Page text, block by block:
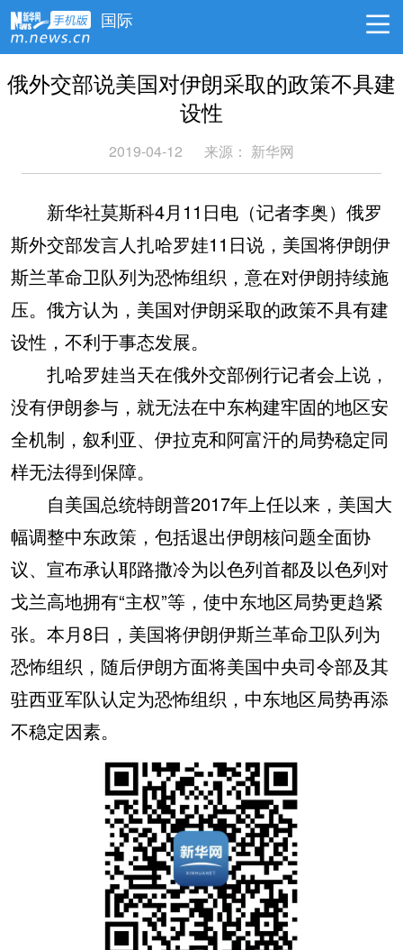
国际
俄外交部说美国对伊朗采取的政策不具建
设性
2019-04-12 来源： 新华网
新华社莫斯科4月11日电（记者李奥）俄罗
斯外交部发言人扎哈罗娃11日说，美国将伊朗伊
斯兰革命卫队列为恐怖组织，意在对伊朗持续施
压。俄方认为，美国对伊朗采取的政策不具有建
设性，不利于事态发展。
扎哈罗娃当天在俄外交部例行记者会上说，
没有伊朗参与，就无法在中东构建牢固的地区安
全机制，叙利亚、伊拉克和阿富汗的局势稳定同
样无法得到保障。
自美国总统特朗普2017年上任以来，美国大
幅调整中东政策，包括退出伊朗核问题全面协
议、宣布承认耶路撒冷为以色列首都及以色列对
戈兰高地拥有“主权”等，使中东地区局势更趋紧
张。本月8日，美国将伊朗伊斯兰革命卫队列为
恐怖组织，随后伊朗方面将美国中央司令部及其
驻西亚军队认定为恐怖组织，中东地区局势再添
不稳定因素。